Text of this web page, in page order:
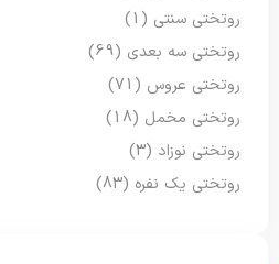
روتختی سنتی (1)
روتختی سه بعدی (69)
روتختی عروس (71)
روتختی مخمل (18)
روتختی نوزاد (3)
روتختی یک نفره (83)